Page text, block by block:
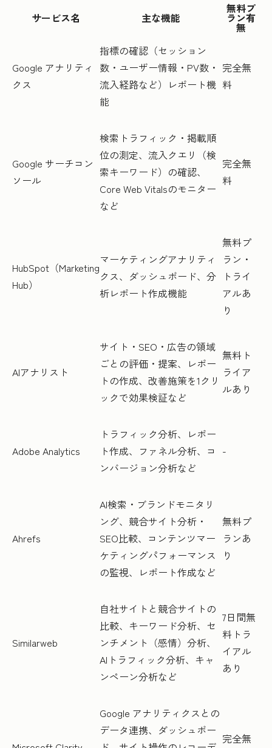
サービス名 主な機能
無料プ
ラン有
無
Google アナリティ
クス
指標の確認（セッション
数・ユーザー情報・PV数・
流入経路など）レポート機
能
完全無
料
Google サーチコン
ソール
検索トラフィック・掲載順
位の測定、流入クエリ（検
索キーワード）の確認、
Core Web Vitalsのモニター
など
完全無
料
HubSpot（Marketing
Hub）
マーケティングアナリティ
クス、ダッシュボード、分
析レポート作成機能
無料プ
ラン・
トライ
アルあ
り
AIアナリスト
サイト・SEO・広告の領域
ごとの評価・提案、レポー
トの作成、改善施策を1クリ
ックで効果検証など
無料ト
ライア
ルあり
Adobe Analytics
トラフィック分析、レポー
ト作成、ファネル分析、コ
ンバージョン分析など
-
Ahrefs
AI検索・ブランドモニタリ
ング、競合サイト分析・
SEO比較、コンテンツマー
ケティングパフォーマンス
の監視、レポート作成など
無料プ
ランあ
り
Similarweb
自社サイトと競合サイトの
比較、キーワード分析、セ
ンチメント（感情）分析、
AIトラフィック分析、キャ
ンペーン分析など
7日間無
料トラ
イアル
あり
Google アナリティクスとの
データ連携、ダッシュボー
完全無